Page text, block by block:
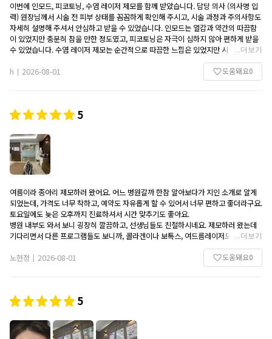
이번에 인모드, 피코토닝, 수염 레이저 제모를 함께 받았습니다. 담당 의사 (의사명 입
력) 원장님께서 시술 전 피부 상태를 꼼꼼하게 확인해 주시고, 시술 과정과 주의사항도
자세히 설명해 주셔서 안심하고 받을 수 있었습니다. 인모드는 열감과 약간의 따끔함
이 있었지만 충분히 참을 만한 정도였고, 피코토닝은 자극이 심하지 않아 편하게 받을
수 있었습니다. 수염 레이저 제모는 순간적으로 따끔한 느낌은 있었지만 시술 시간이
짧아 부담은 크지 않았습니다. 시술 후에는 얼굴이 약간 붉어졌지만 반나절 정도 지나
면서 대부분 가라앉았고, 다음 날에는 일상생활에 전혀 지장이 없었습니다. 직원분들
도 친절하게 응대해 주셨고 대기 시간도 길지 않아 만족스러웠습니다. 피부톤 개선과
...더보기
h 2026-08-01 도움돼요0
5
여름이라 종아리 제모하러 왔어요. 어느 병원갈까 한참 알아보다가 지인 소개로 알게
되었는데, 가격도 너무 착하고, 예약도 자유롭게 할 수 있어서 너무 편하고 좋더라구요.
토요일에도 늦은 오후까지 진료하셔서 시간 맞추기도 좋아요.
병원 내부도 와서 보니 굉장히 깔끔하고, 선생님들도 친절하시네요. 제모하러 왔는데
기다리면서 다른 프로그램들도 보니까, 콜라겐이나 보톡스, 여드름레이저도 굉장히 합
대기공간도 편하고 좋습니다. 다음엔 레이저 하러 와야겠어요. 좋은 가격에 안전한 진
...더보기
노현정 2026-08-01 도움돼요0
5